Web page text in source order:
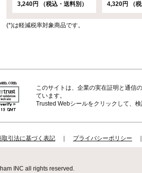
3,240円 （税込・送料別）
4,320円 （税
(*)は軽減税率対象商品です。
このサイトは、企業の実在証明と通信
ています。
Trusted Webシールをクリックして、検
取引法に基づく表記 プライバシーポリシー
INC all rights reserved.